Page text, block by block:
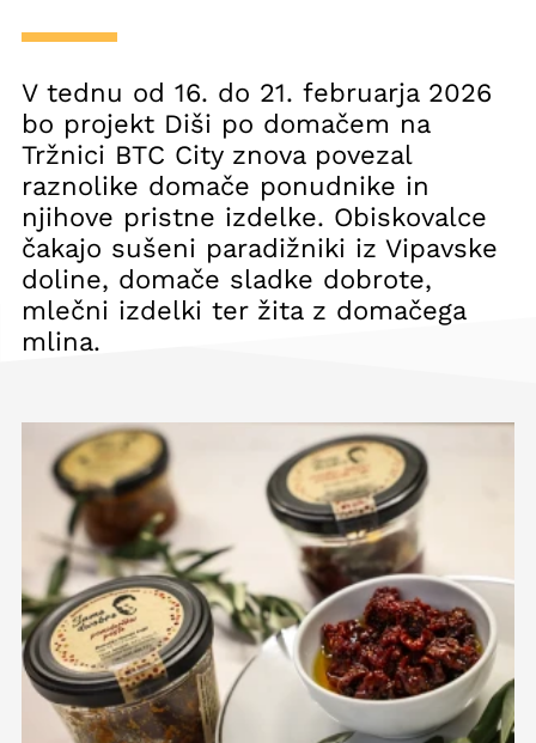
V tednu od 16. do 21. februarja 2026
bo projekt Diši po domačem na
Tržnici BTC City znova povezal
raznolike domače ponudnike in
njihove pristne izdelke. Obiskovalce
čakajo sušeni paradižniki iz Vipavske
doline, domače sladke dobrote,
mlečni izdelki ter žita z domačega
mlina.